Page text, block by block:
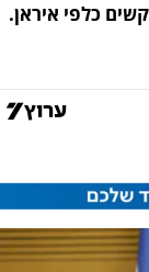
כלפי איראן.